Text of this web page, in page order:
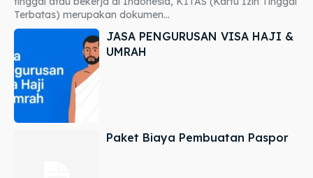
Terbatas) merupakan dokumen...
JASA PENGURUSAN VISA HAJI &
UMRAH
Paket Biaya Pembuatan Paspor